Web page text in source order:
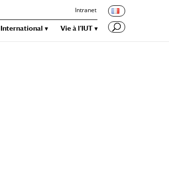
Intranet
International Vie à l’IUT